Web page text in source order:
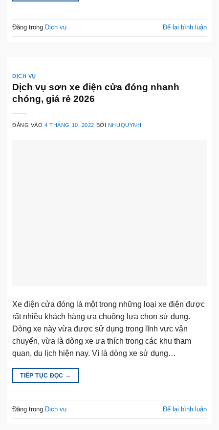
Đăng trong Dịch vụ Để lại bình luận
DỊCH VỤ
Dịch vụ sơn xe điện cửa đóng nhanh
chóng, giá rẻ 2026
ĐĂNG VÀO4 THÁNG 10, 2022 BỞI NHUQUYNH
Xe điện cửa đóng là một trong những loại xe điện được
rất nhiều khách hàng ưa chuộng lựa chọn sử dụng.
Dòng xe này vừa được sử dụng trong lĩnh vực vận
chuyển, vừa là dòng xe ưa thích trong các khu tham
quan, du lịch hiện nay. Vì là dòng xe sử dụng…
TIẾP TỤC ĐỌC →
Đăng trong Dịch vụ Để lại bình luận